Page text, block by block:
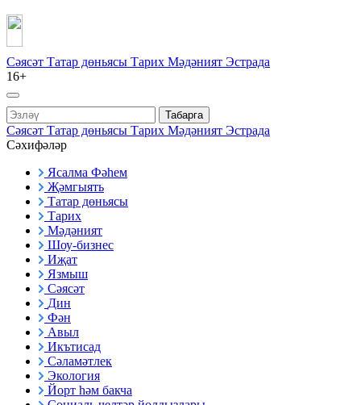
Сәясәт Татар дөньясы Тарих Мәдәният Эстрада
16+
Табарга
Сәясәт Татар дөньясы Тарих Мәдәният Эстрада
Сәхифәләр
Ясалма Фәһем
Җәмгыять
Татар дөньясы
Тарих
Мәдәният
Шоу-бизнес
Иҗат
Язмыш
Сәясәт
Дин
Фән
Авыл
Икътисад
Сәламәтлек
Экология
Йорт һәм бакча